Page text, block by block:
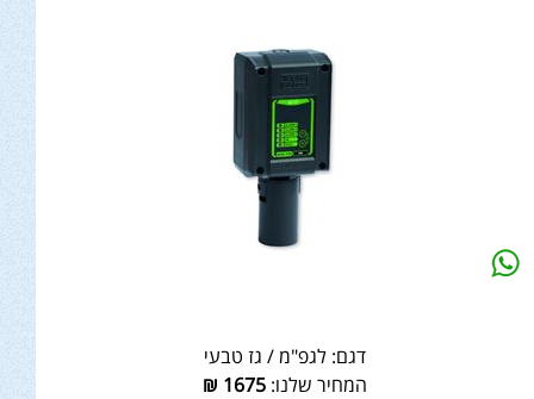
דגם: לגפ"מ / גז טבעי
המחיר שלנו: 1675
₪